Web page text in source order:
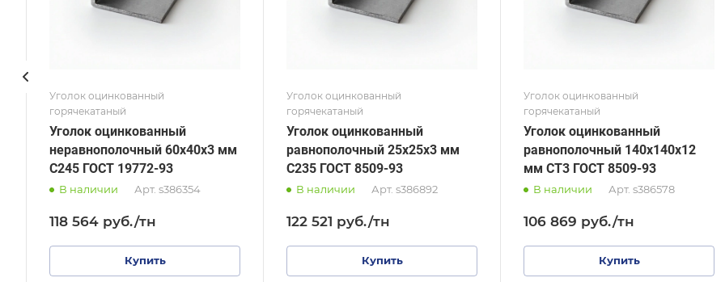
Уголок оцинкованный
горячекатаный
Уголок оцинкованный
неравнополочный 60х40х3 мм
С245 ГОСТ 19772-93
В наличии Арт. s386354
118 564 руб./тн
Купить
Сплав / Марка стали
Оцинкованное
Уголок оцинкованный
горячекатаный
Уголок оцинкованный
равнополочный 25х25х3 мм
С235 ГОСТ 8509-93
В наличии Арт. s386892
122 521 руб./тн
Купить
Сплав / Марка стали
Оцинкованное
Уголок оцинкованный
горячекатаный
Уголок оцинкованный
равнополочный 140х140х12
мм СТ3 ГОСТ 8509-93
В наличии Арт. s386578
106 869 руб./тн
Купить
Сплав / Марка стали
Оцинкованное